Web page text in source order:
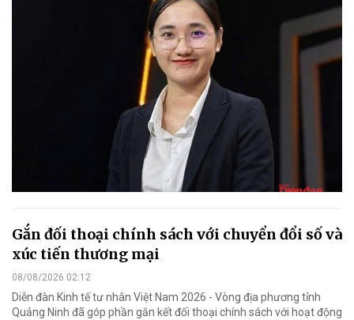
Gắn đối thoại chính sách với chuyển đổi số và
xúc tiến thương mại
08/08/2026 02:12
Diễn đàn Kinh tế tư nhân Việt Nam 2026 - Vòng địa phương tỉnh
Quảng Ninh đã góp phần gắn kết đối thoại chính sách với hoạt động